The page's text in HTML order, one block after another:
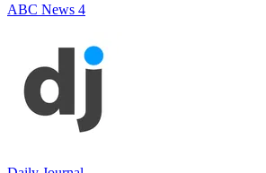
ABC News 4